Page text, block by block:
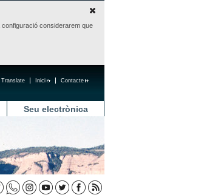
considerarem que
Contacte
Inici
Translate
Seu electrònica